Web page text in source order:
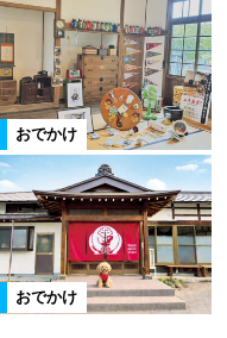
おでかけ
おでかけ